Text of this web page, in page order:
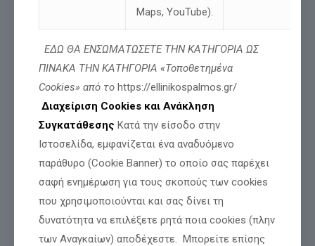
Ελληνικός Παλμός: «Η Καβάλα δεν είναι
χώρος μόνιμης ταφής CO₂»
Maps, YouTube).
ΕΔΩ ΘΑ ΕΝΣΩΜΑΤΩΣΕΤΕ ΤΗΝ ΚΑΤΗΓΟΡΙΑ ΩΣ
ΠΙΝΑΚΑ ΤΗΝ ΚΑΤΗΓΟΡΙΑ «Τοποθετημένα
Cookies» από το https://ellinikospalmos.gr/
Διαχείριση Cookies και Ανάκληση
Συγκατάθεσης Κατά την είσοδο στην
Ιστοσελίδα, εμφανίζεται ένα αναδυόμενο
παράθυρο (Cookie Banner) το οποίο σας παρέχει
σαφή ενημέρωση για τους σκοπούς των cookies
που χρησιμοποιούνται και σας δίνει τη
δυνατότητα να επιλέξετε ρητά ποια cookies (πλην
των Αναγκαίων) αποδέχεστε. Μπορείτε επίσης